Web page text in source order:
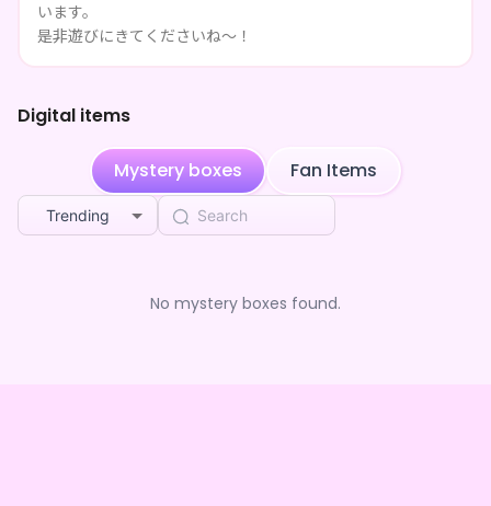
います。
是非遊びにきてくださいね〜！
Digital items
Mystery boxes Fan Items
Trending
No mystery boxes found.